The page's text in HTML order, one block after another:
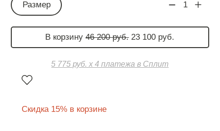
Размер 1
В корзину46 200 руб.23 100 руб.
5 775 руб. х 4 платежа в Сплит
Скидка 15% в корзине